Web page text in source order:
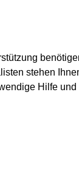
stehen
Hilfe und